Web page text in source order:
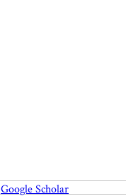
Google Scholar